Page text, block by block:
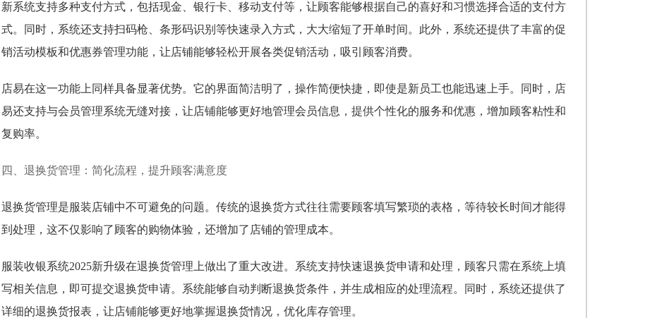
新系统支持多种支付方式，包括现金、银行卡、移动支付等，让顾客能够根据自己的喜好和习惯选择合适的支付方
式。同时，系统还支持扫码枪、条形码识别等快速录入方式，大大缩短了开单时间。此外，系统还提供了丰富的促
销活动模板和优惠券管理功能，让店铺能够轻松开展各类促销活动，吸引顾客消费。
店易在这一功能上同样具备显著优势。它的界面简洁明了，操作简便快捷，即使是新员工也能迅速上手。同时，店
易还支持与会员管理系统无缝对接，让店铺能够更好地管理会员信息，提供个性化的服务和优惠，增加顾客粘性和
复购率。
四、退换货管理：简化流程，提升顾客满意度
退换货管理是服装店铺中不可避免的问题。传统的退换货方式往往需要顾客填写繁琐的表格，等待较长时间才能得
到处理，这不仅影响了顾客的购物体验，还增加了店铺的管理成本。
服装收银系统2025新升级在退换货管理上做出了重大改进。系统支持快速退换货申请和处理，顾客只需在系统上填
写相关信息，即可提交退换货申请。系统能够自动判断退换货条件，并生成相应的处理流程。同时，系统还提供了
详细的退换货报表，让店铺能够更好地掌握退换货情况，优化库存管理。